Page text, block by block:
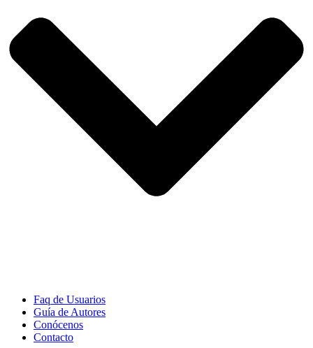
Faq de Usuarios
Guía de Autores
Conócenos
Contacto